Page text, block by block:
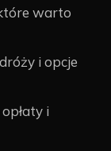
warto
i opcje
i